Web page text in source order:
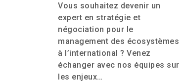
Vous souhaitez devenir un
expert en stratégie et
négociation pour le
management des écosystèmes
à l’international ? Venez
échanger avec nos équipes sur
les enjeux…